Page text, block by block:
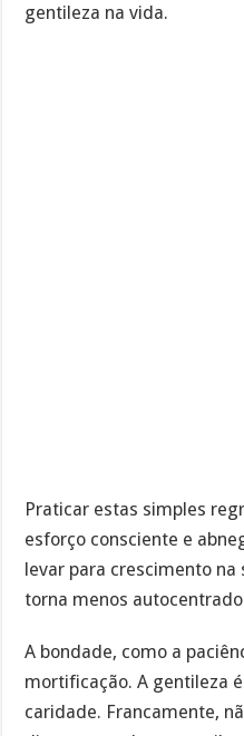
gentileza na vida.
Praticar estas simples
esforço consciente e
levar para crescimento
torna menos
A bondade, como a
mortificação. A gentileza
caridade. Francamente,